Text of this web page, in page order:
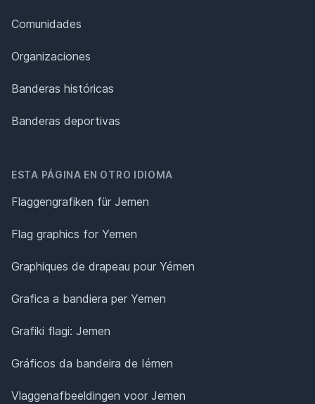
Comunidades
Organizaciones
Banderas históricas
Banderas deportivas
ESTA PÁGINA EN OTRO IDIOMA
Flaggengrafiken für Jemen
Flag graphics for Yemen
Graphiques de drapeau pour Yémen
Grafica a bandiera per Yemen
Grafiki flagi: Jemen
Gráficos da bandeira de Iémen
Vlaggenafbeeldingen voor Jemen